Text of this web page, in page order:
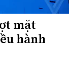
mặt
hành